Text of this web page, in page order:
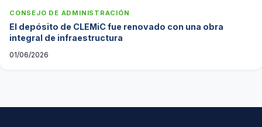
CONSEJO DE ADMINISTRACIÓN
El depósito de CLEMiC fue renovado con una obra
integral de infraestructura
01/06/2026